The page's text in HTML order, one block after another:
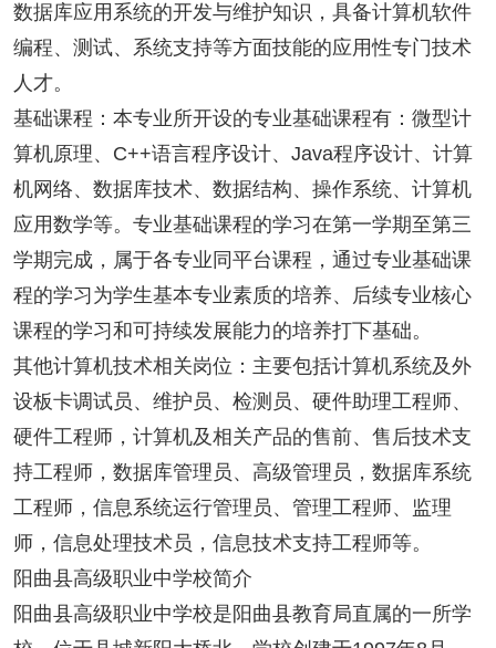
数据库应用系统的开发与维护知识，具备计算机软件
编程、测试、系统支持等方面技能的应用性专门技术
人才。
基础课程：本专业所开设的专业基础课程有：微型计
算机原理、C++语言程序设计、Java程序设计、计算
机网络、数据库技术、数据结构、操作系统、计算机
应用数学等。专业基础课程的学习在第一学期至第三
学期完成，属于各专业同平台课程，通过专业基础课
程的学习为学生基本专业素质的培养、后续专业核心
课程的学习和可持续发展能力的培养打下基础。
其他计算机技术相关岗位：主要包括计算机系统及外
设板卡调试员、维护员、检测员、硬件助理工程师、
硬件工程师，计算机及相关产品的售前、售后技术支
持工程师，数据库管理员、高级管理员，数据库系统
工程师，信息系统运行管理员、管理工程师、监理
师，信息处理技术员，信息技术支持工程师等。
阳曲县高级职业中学校简介
阳曲县高级职业中学校是阳曲县教育局直属的一所学